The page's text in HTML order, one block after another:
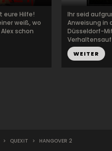
eure Hilfe!
weiß, wo
schon
Ihr seid
Anweisung in
Düsseldorf-
WEITER
> QUEXIT > HANGOVER 2